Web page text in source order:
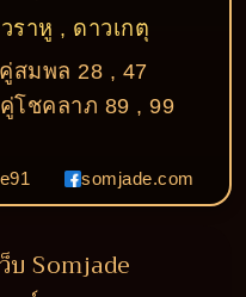
ราหู , ดาวเกตุ
สมพล 28 , 47
โชคลาภ 89 , 99
somjade.com
บ Somjade